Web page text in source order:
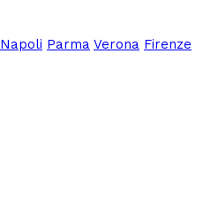
Napoli Parma Verona Firenze